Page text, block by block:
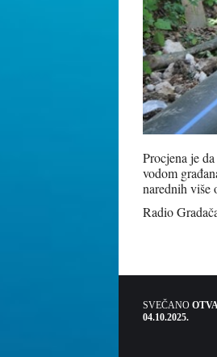
Procjena je
vodom
narednih više
Radio
SVEČANO
04.10.2025.